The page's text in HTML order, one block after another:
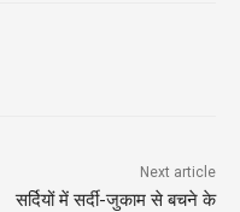
Next article
सर्दियों में सर्दी-जुकाम से बचने के